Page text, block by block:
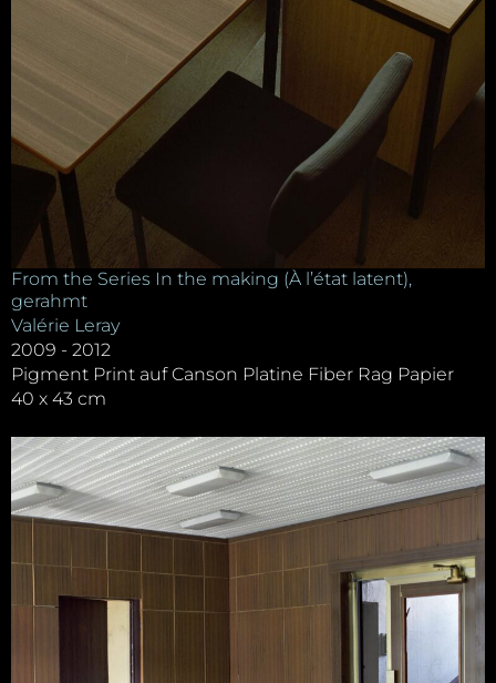
From the Series In the making (À l’état latent),
gerahmt
Valérie Leray
2009 - 2012
Pigment Print auf Canson Platine Fiber Rag Papier
40 x 43 cm